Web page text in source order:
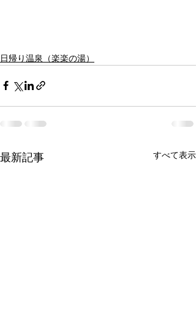
日帰り温泉（楽楽の湯）
最新記事 すべて表示